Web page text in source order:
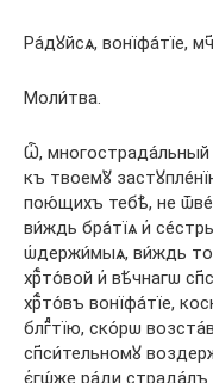
Ра́дꙋйсѧ, вонїфа́тїе,
Моли́тва.
Ѽ, многострада́льный
къ твоемꙋ̀
пою́щихъ тебѣ̀, не
ви́ждь бра́тїѧ и҆
ѡ҆держи́мыѧ, ви́ждь
хрⷭ҇то́вой и҆ вѣ́чнагѡ
хрⷭ҇то́въ вонїфа́тїе,
блгⷣтїю, ско́рѡ
сп҃си́тельномꙋ
є҆гѡ́же ра́ди страда́лъ